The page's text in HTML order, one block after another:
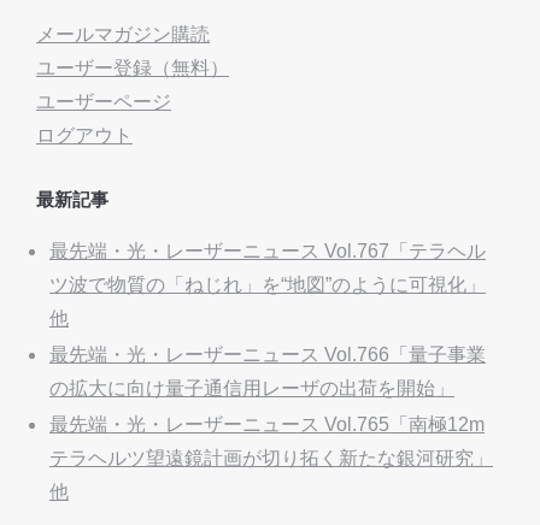
メールマガジン購読
ユーザー登録（無料）
ユーザーページ
ログアウト
最新記事
最先端・光・レーザーニュース Vol.767「テラヘル
ツ波で物質の「ねじれ」を“地図”のように可視化」
他
最先端・光・レーザーニュース Vol.766「量子事業
の拡大に向け量子通信用レーザの出荷を開始」
最先端・光・レーザーニュース Vol.765「南極12m
テラヘルツ望遠鏡計画が切り拓く新たな銀河研究」
他